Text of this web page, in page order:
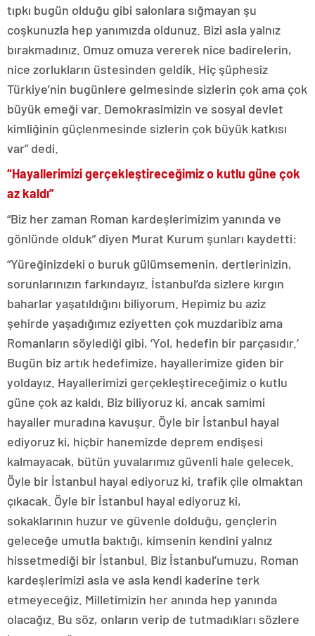
tıpkı bugün olduğu gibi salonlara sığmayan şu
coşkunuzla hep yanımızda oldunuz. Bizi asla yalnız
bırakmadınız. Omuz omuza vererek nice badirelerin,
nice zorlukların üstesinden geldik. Hiç şüphesiz
Türkiye’nin bugünlere gelmesinde sizlerin çok ama çok
büyük emeği var. Demokrasimizin ve sosyal devlet
kimliğinin güçlenmesinde sizlerin çok büyük katkısı
var” dedi.
“Hayallerimizi gerçekleştireceğimiz o kutlu güne çok
az kaldı”
“Biz her zaman Roman kardeşlerimizim yanında ve
gönlünde olduk” diyen Murat Kurum şunları kaydetti:
“Yüreğinizdeki o buruk gülümsemenin, dertlerinizin,
sorunlarınızın farkındayız. İstanbul’da sizlere kırgın
baharlar yaşatıldığını biliyorum. Hepimiz bu aziz
şehirde yaşadığımız eziyetten çok muzdaribiz ama
Romanların söylediği gibi, ‘Yol, hedefin bir parçasıdır.’
Bugün biz artık hedefimize, hayallerimize giden bir
yoldayız. Hayallerimizi gerçekleştireceğimiz o kutlu
güne çok az kaldı. Biz biliyoruz ki, ancak samimi
hayaller muradına kavuşur. Öyle bir İstanbul hayal
ediyoruz ki, hiçbir hanemizde deprem endişesi
kalmayacak, bütün yuvalarımız güvenli hale gelecek.
Öyle bir İstanbul hayal ediyoruz ki, trafik çile olmaktan
çıkacak. Öyle bir İstanbul hayal ediyoruz ki,
sokaklarının huzur ve güvenle dolduğu, gençlerin
geleceğe umutla baktığı, kimsenin kendini yalnız
hissetmediği bir İstanbul. Biz İstanbul’umuzu, Roman
kardeşlerimizi asla ve asla kendi kaderine terk
etmeyeceğiz. Milletimizin her anında hep yanında
olacağız. Bu söz, onların verip de tutmadıkları sözlere